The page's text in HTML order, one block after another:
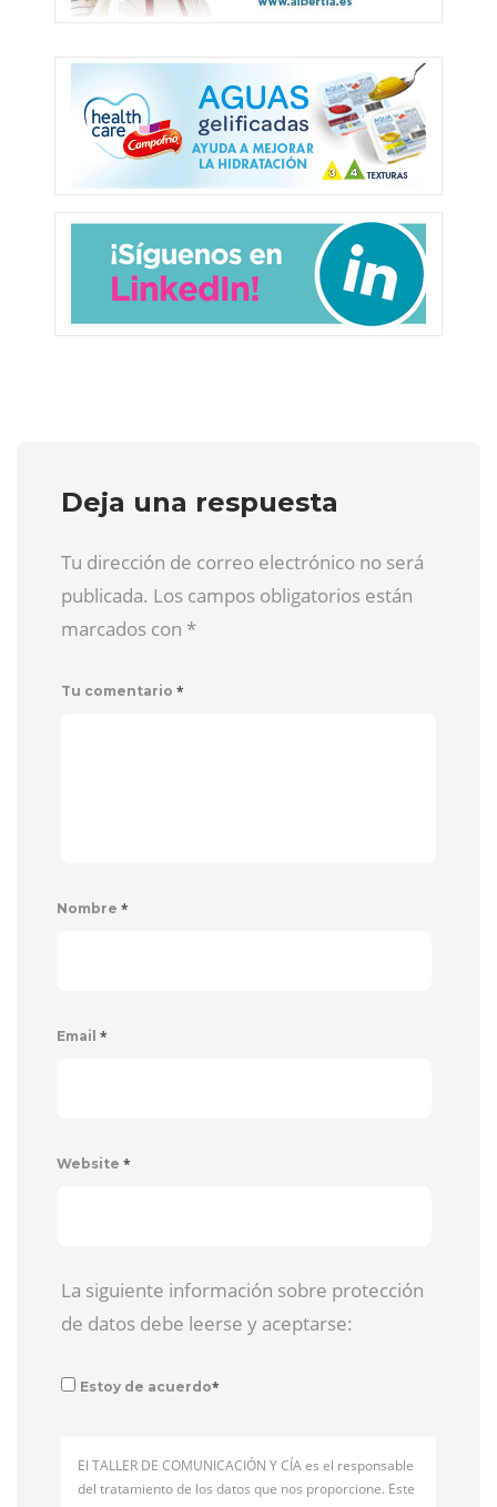
Deja una respuesta
Tu dirección de correo electrónico no será
publicada. Los campos obligatorios están
marcados con *
Tu comentario *
Nombre *
Email *
Website *
La siguiente información sobre protección
de datos debe leerse y aceptarse:
Estoy de acuerdo*
El TALLER DE COMUNICACIÓN Y CÍA es el responsable
del tratamiento de los datos que nos proporcione. Este